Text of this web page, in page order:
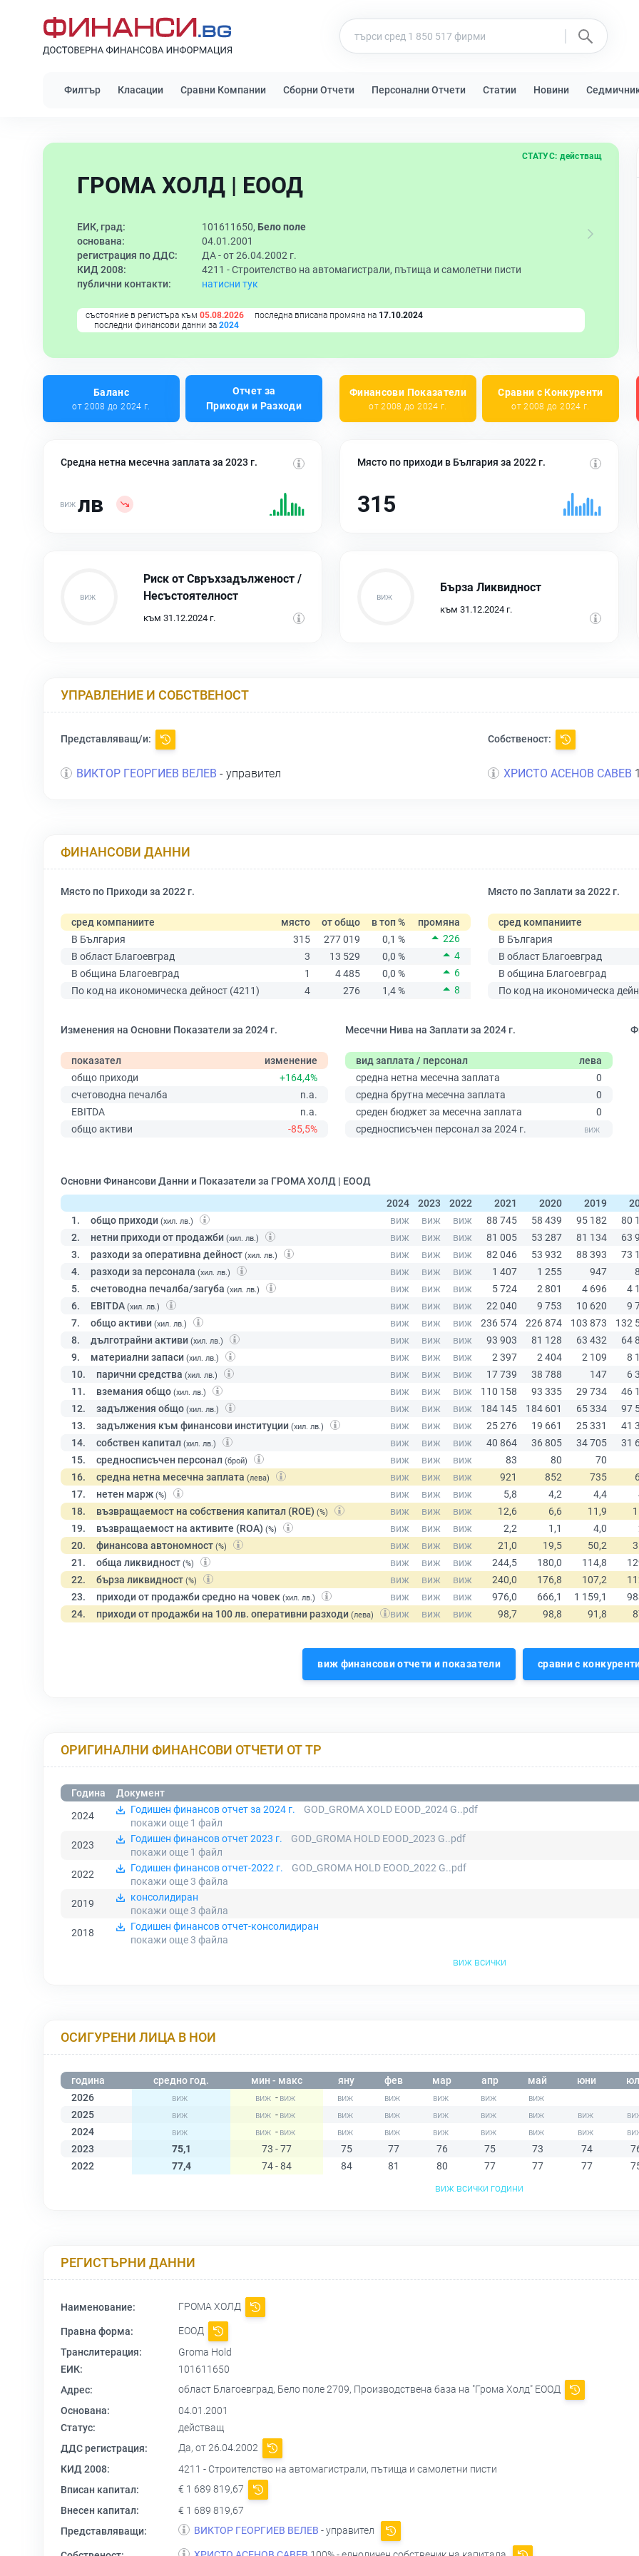
Филтър Класации Сравни Компании Сборни Отчети Персонални Отчети Статии Новини
ГРОМА ХОЛД | ЕООД
СТАТУС: действащ
ЕИК, град: 101611650, Бело поле
основана:
04.01.2001
регистрация по ДДС:
ДА - от 26.04.2002 г.
КИД 2008:
4211 -Строителство на автомагистрали, пътища и самолетни писти
публични контакти:
натисни тук
състояние в регистъра към 05.08.2026 последна вписана промяна на 17.10.2024
последни финансови данни за 2024
Баланс
от 2008 до 2024 г.
Отчет за
Приходи и Разходи
Финансови Показатели
от 2008 до 2024 г.
Сравни с Конкуренти
от 2008 до 2024 г.
Средна нетна месечна заплата за 2023 г.
лв
Място по приходи в България за 2022 г.
315
Риск от Свръхзадълженост /
Несъстоятелност
към 31.12.2024 г.
Бърза Ликвидност
към 31.12.2024 г.
УПРАВЛЕНИЕ И СОБСТВЕНОСТ
Представляващ/и:
ВИКТОР ГЕОРГИЕВ ВЕЛЕВ - управител
Собственост:
ХРИСТО АСЕНОВ САВЕВ
ФИНАНСОВИ ДАННИ
Място по Приходи за 2022 г.
сред компаниите място от общо в топ %
промяна
В България
315 277 019 0,1 %
226
В област Благоевград
3 13 529 0,0 %
4
В община Благоевград
1 4 485 0,0 %
6
По код на икономическа дейност (4211)
4 276 1,4 % 8
Място по Заплати за 2022 г.
сред компаниите
В България
В област Благоевград
В община Благоевград
По код на икономическа
Изменения на Основни Показатели за 2024 г.
показател
изменение
общо приходи
+164,4%
счетоводна печалба
n.a.
EBITDA
n.a.
общо активи
-85,5%
Месечни Нива на Заплати за 2024 г.
вид заплата / персонал
лева
средна нетна месечна заплата
0
средна брутна месечна заплата
0
среден бюджет за месечна заплата
0
средносписъчен персонал за 2024 г.
Основни Финансови Данни и Показатели за ГРОМА ХОЛД | ЕООД
2024
2023 2022 2021 2020 2019
1.
общо приходи (хил. лв.)
2. нетни приходи от продажби (хил. лв.)
3. разходи за оперативна дейност (хил. лв.)
4. разходи за персонала (хил. лв.)
5. счетоводна печалба/загуба (хил. лв.)
6. EBITDA (хил. лв.)
7. общо активи (хил. лв.)
8. дълготрайни активи (хил. лв.)
9. материални запаси (хил. лв.)
10. парични средства (хил. лв.)
11. вземания общо (хил. лв.)
12. задължения общо (хил. лв.)
13. задължения към финансови институции (хил. лв.)
14. собствен капитал (хил. лв.)
15. средносписъчен персонал (брой)
16. средна нетна месечна заплата (лева)
17. нетен марж (%)
18. възвращаемост на собствения капитал (ROE) (%)
19. възвращаемост на активите (ROA) (%)
20. финансова автономност (%)
21. обща ликвидност (%)
22. бърза ликвидност (%)
23. приходи от продажби средно на човек (хил. лв.)
24. приходи от продажби на 100 лв. оперативни разходи (лева)
виж финансови отчети и показатели сравни с
ОРИГИНАЛНИ ФИНАНСОВИ ОТЧЕТИ ОТ ТР
Година
Документ
2024
Годишен финансов отчет за 2024 г.
GOD_GROMA XOLD EOOD_2024 G..pdf
покажи още 1 файл
2023
Годишен финансов отчет 2023 г.
GOD_GROMA HOLD EOOD_2023 G..pdf
покажи още 1 файл
2022
Годишен финансов отчет-2022 г.
GOD_GROMA HOLD EOOD_2022 G..pdf
покажи още 3 файла
2019
консолидиран
покажи още 3 файла
2018
Годишен финансов отчет-консолидиран
покажи още 3 файла
виж всички
ОСИГУРЕНИ ЛИЦА В НОИ
година средно год. мин - макс яну фев мар апр май юни
2026
-
2025
-
2024
-
2023
75,1 73 - 77 75 77 76 75 73 74
2022
77,4 74 - 84 84 81 80 77 77 77
виж всички години
РЕГИСТЪРНИ ДАННИ
Наименование: ГРОМА ХОЛД
Правна форма:
ЕООД
Транслитерация:
Groma Hold
ЕИК:
101611650
Адрес:
област Благоевград, Бело поле 2709, Производствена база на "Грома Холд" ЕООД
Основана:
04.01.2001
Статус:
действащ
ДДС регистрация:
Да, от 26.04.2002
КИД 2008:
4211 - Строителство на автомагистрали, пътища и самолетни писти
Вписан капитал:
€ 1 689 819,67
Внесен капитал:
€ 1 689 819,67
Представляващи:
ВИКТОР ГЕОРГИЕВ ВЕЛЕВ - управител